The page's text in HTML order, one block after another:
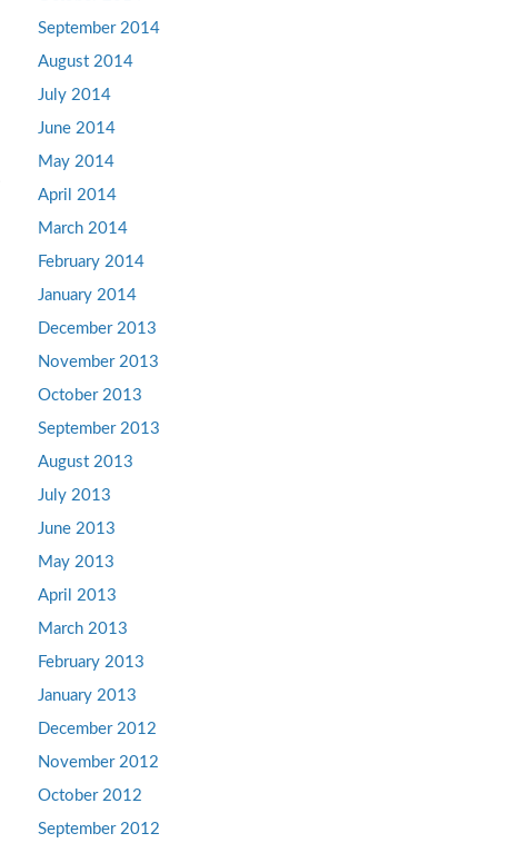
September 2014
August 2014
July 2014
June 2014
May 2014
April 2014
March 2014
February 2014
January 2014
December 2013
November 2013
October 2013
September 2013
August 2013
July 2013
June 2013
May 2013
April 2013
March 2013
February 2013
January 2013
December 2012
November 2012
October 2012
September 2012